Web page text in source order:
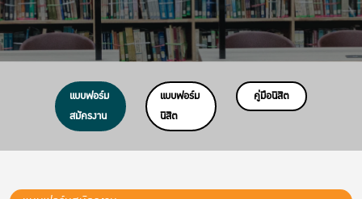
แบบฟอร์ม
สมัครงาน
แบบฟอร์ม
นิสิต
คู่มือนิสิต